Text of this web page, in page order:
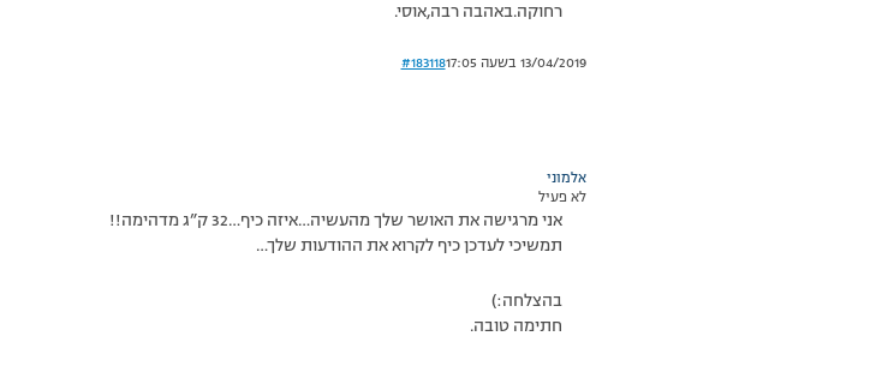
רחוקה.באהבה רבה,אוסי.
13/04/2019 בשעה 17:05 #183118
אלמוני
לא פעיל
אני מרגישה את האושר שלך מהעשיה…איזה כיף…32 ק”ג מדהימה!!
תמשיכי לעדכן כיף לקרוא את ההודעות שלך…
בהצלחה:)
חתימה טובה.